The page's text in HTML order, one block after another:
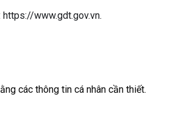
https://www.gdt.gov.vn.
các thông tin cá nhân cần thiết.